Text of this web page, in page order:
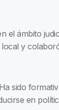
el ámbito
y
sido
en